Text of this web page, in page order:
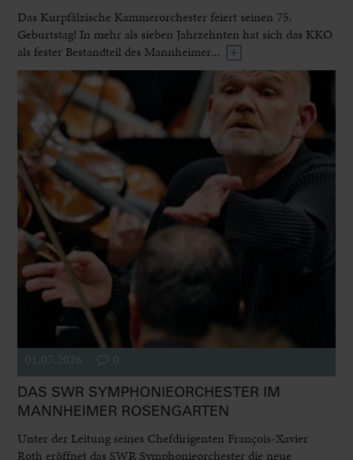
Das Kurpfälzische Kammerorchester feiert seinen 75.
Geburtstag! In mehr als sieben Jahrzehnten hat sich das KKO
als fester Bestandteil des Mannheimer...
01.07.2026 0
DAS SWR SYMPHONIEORCHESTER IM
MANNHEIMER ROSENGARTEN
Unter der Leitung seines Chefdirigenten François-Xavier
Roth eröffnet das SWR Symphonieorchester die neue